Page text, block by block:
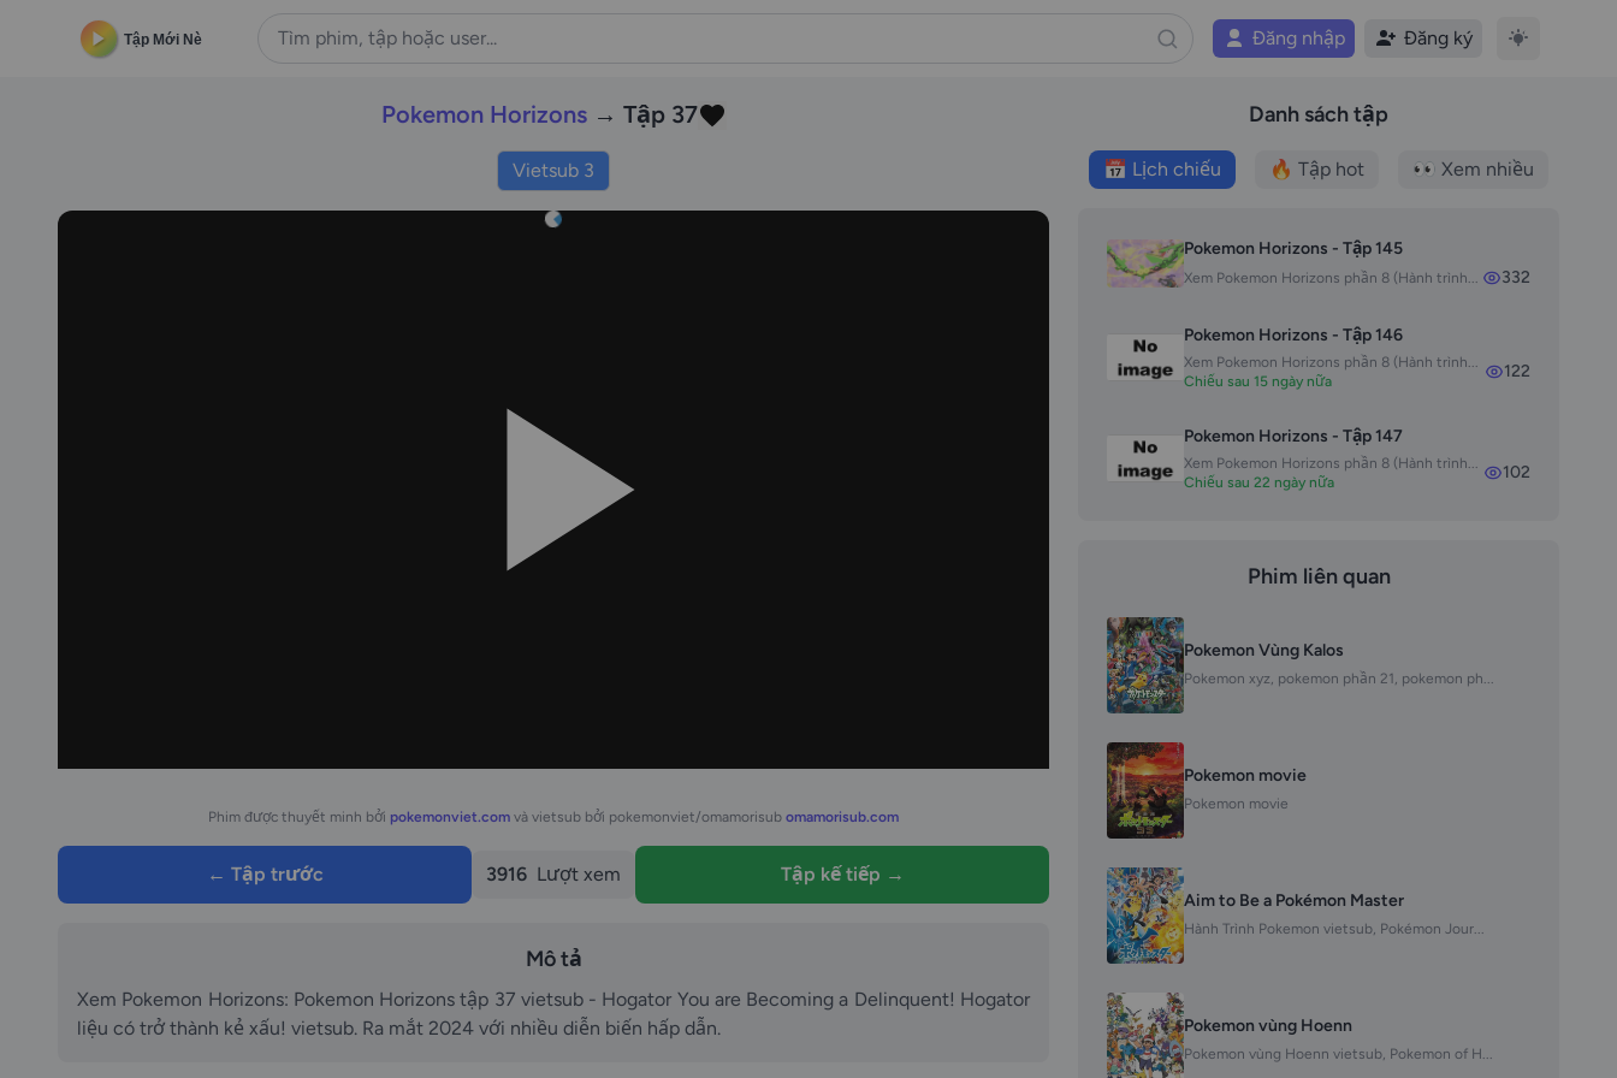
Tập Mới Nè Đăng nhập Đăng ký
Pokemon Horizons→ Tập 37
Vietsub 3
Phim được thuyết minh bởi pokemonviet.com và vietsub bởi pokemonviet/omamorisub omamorisub.com
← Tập trước 3916 Lượt xem Tập kế tiếp →
Mô tả
Xem Pokemon Horizons: Pokemon Horizons tập 37 vietsub - Hogator You are Becoming a Delinquent! Hogator
liệu có trở thành kẻ xấu! vietsub. Ra mắt 2024 với nhiều diễn biến hấp dẫn.
Danh sách tập
📅 Lịch chiếu 🔥 Tập hot 👀 Xem nhiều
Pokemon Horizons - Tập 145
Xem Pokemon Horizons phần 8 (Hành trình... 332
Pokemon Horizons - Tập 146
Xem Pokemon Horizons phần 8 (Hành trình...
Chiếu sau 15 ngày nữa
122
Pokemon Horizons - Tập 147
Xem Pokemon Horizons phần 8 (Hành trình...
Chiếu sau 22 ngày nữa
102
Phim liên quan
Pokemon Vùng Kalos
Pokemon xyz, pokemon phần 21, pokemon ph...
Pokemon movie
Pokemon movie
Aim to Be a Pokémon Master
Hành Trình Pokemon vietsub, Pokémon Jour...
Pokemon vùng Hoenn
Pokemon vùng Hoenn vietsub, Pokemon of H...